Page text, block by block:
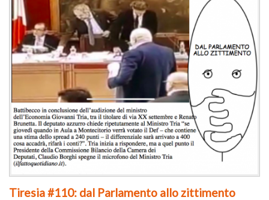
Tiresia #110: dal Parlamento allo zittimento